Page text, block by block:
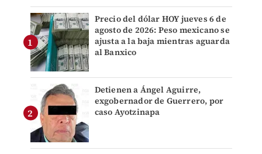
Precio del dólar HOY jueves 6 de
agosto de 2026: Peso mexicano se
ajusta a la baja mientras aguarda
al Banxico
Detienen a Ángel Aguirre,
exgobernador de Guerrero, por
caso Ayotzinapa